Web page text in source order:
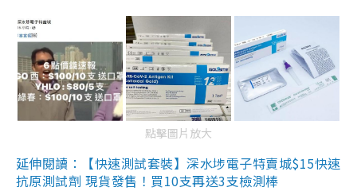
點擊圖片放大
延伸閱讀：【快速測試套裝】深水埗電子特賣城$15快速
抗原測試劑 現貨發售！買10支再送3支檢測棒